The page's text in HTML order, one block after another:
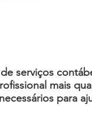
serviços
mais
para